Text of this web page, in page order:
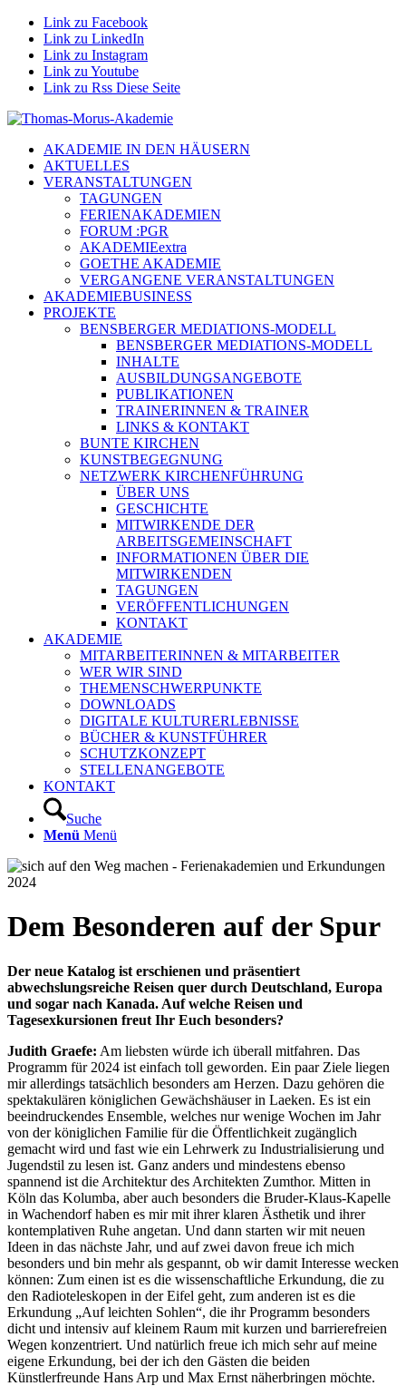
Link zu Facebook
Link zu LinkedIn
Link zu Instagram
Link zu Youtube
Link zu Rss Diese Seite
AKADEMIE IN DEN HÄUSERN
AKTUELLES
VERANSTALTUNGEN
TAGUNGEN
FERIENAKADEMIEN
FORUM :PGR
AKADEMIEextra
GOETHE AKADEMIE
VERGANGENE VERANSTALTUNGEN
AKADEMIEBUSINESS
PROJEKTE
BENSBERGER MEDIATIONS-MODELL
BENSBERGER MEDIATIONS-MODELL
INHALTE
AUSBILDUNGSANGEBOTE
PUBLIKATIONEN
TRAINERINNEN & TRAINER
LINKS & KONTAKT
BUNTE KIRCHEN
KUNSTBEGEGNUNG
NETZWERK KIRCHENFÜHRUNG
ÜBER UNS
GESCHICHTE
MITWIRKENDE DER
ARBEITSGEMEINSCHAFT
INFORMATIONEN ÜBER DIE
MITWIRKENDEN
TAGUNGEN
VERÖFFENTLICHUNGEN
KONTAKT
AKADEMIE
MITARBEITERINNEN & MITARBEITER
WER WIR SIND
THEMENSCHWERPUNKTE
DOWNLOADS
DIGITALE KULTURERLEBNISSE
BÜCHER & KUNSTFÜHRER
SCHUTZKONZEPT
STELLENANGEBOTE
KONTAKT
Suche
Menü Menü
Dem Besonderen auf der Spur
Der neue Katalog ist erschienen und präsentiert
abwechslungsreiche Reisen quer durch Deutschland, Europa
und sogar nach Kanada. Auf welche Reisen und
Tagesexkursionen freut Ihr Euch besonders?
Judith Graefe: Am liebsten würde ich überall mitfahren. Das
Programm für 2024 ist einfach toll geworden. Ein paar Ziele liegen
mir allerdings tatsächlich besonders am Herzen. Dazu gehören die
spektakulären königlichen Gewächshäuser in Laeken. Es ist ein
beeindruckendes Ensemble, welches nur wenige Wochen im Jahr
von der königlichen Familie für die Öffentlichkeit zugänglich
gemacht wird und fast wie ein Lehrwerk zu Industrialisierung und
Jugendstil zu lesen ist. Ganz anders und mindestens ebenso
spannend ist die Architektur des Architekten Zumthor. Mitten in
Köln das Kolumba, aber auch besonders die Bruder-Klaus-Kapelle
in Wachendorf haben es mir mit ihrer klaren Ästhetik und ihrer
kontemplativen Ruhe angetan. Und dann starten wir mit neuen
Ideen in das nächste Jahr, und auf zwei davon freue ich mich
besonders und bin mehr als gespannt, ob wir damit Interesse wecken
können: Zum einen ist es die wissenschaftliche Erkundung, die zu
den Radioteleskopen in der Eifel geht, zum anderen ist es die
Erkundung „Auf leichten Sohlen“, die ihr Programm besonders
dicht und intensiv auf kleinem Raum mit kurzen und barrierefreien
Wegen konzentriert. Und natürlich freue ich mich sehr auf meine
eigene Erkundung, bei der ich den Gästen die beiden
Künstlerfreunde Hans Arp und Max Ernst näherbringen möchte.